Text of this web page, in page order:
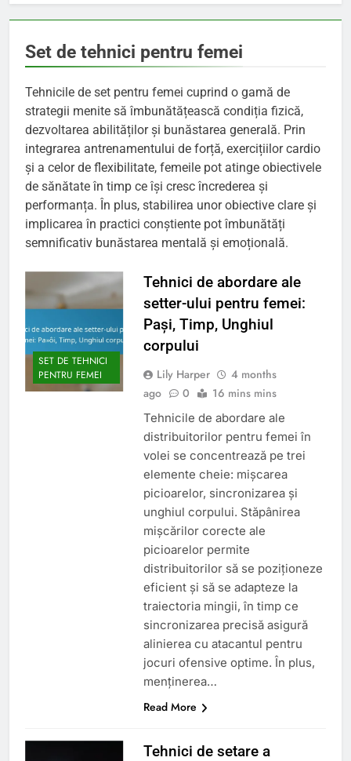
Set de tehnici pentru femei
Tehnicile de set pentru femei cuprind o gamă de
strategii menite să îmbunătățească condiția fizică,
dezvoltarea abilităților și bunăstarea generală. Prin
integrarea antrenamentului de forță, exercițiilor cardio
și a celor de flexibilitate, femeile pot atinge obiectivele
de sănătate în timp ce își cresc încrederea și
performanța. În plus, stabilirea unor obiective clare și
implicarea în practici conștiente pot îmbunătăți
semnificativ bunăstarea mentală și emoțională.
SET DE TEHNICI
PENTRU FEMEI
Tehnici de abordare ale
setter-ului pentru femei:
Pași, Timp, Unghiul
corpului
Lily Harper
4 months
ago
0 16 mins mins
Tehnicile de abordare ale
distribuitorilor pentru femei în
volei se concentrează pe trei
elemente cheie: mișcarea
picioarelor, sincronizarea și
unghiul corpului. Stăpânirea
mișcărilor corecte ale
picioarelor permite
distribuitorilor să se poziționeze
eficient și să se adapteze la
traiectoria mingii, în timp ce
sincronizarea precisă asigură
alinierea cu atacantul pentru
jocuri ofensive optime. În plus,
menținerea…
Read More
Tehnici de setare a